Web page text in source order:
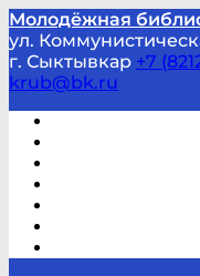
Молодёжная
ул.
г. Сыктывкар +7
krub@bk.ru